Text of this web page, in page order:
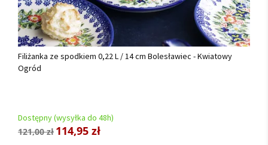
Filiżanka ze spodkiem 0,22 L / 14 cm Bolesławiec - Kwiatowy
Ogród
Dostępny (wysyłka do 48h)
121,00 zł 114,95 zł